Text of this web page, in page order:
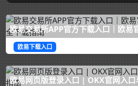
欧易下载入口